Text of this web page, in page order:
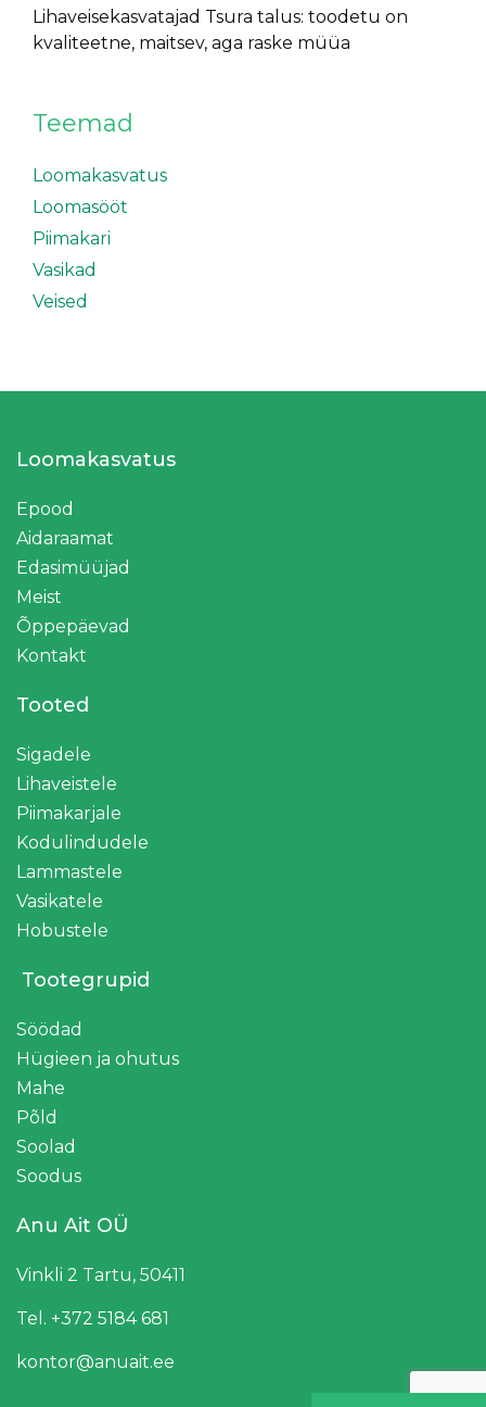
Lihaveisekasvatajad Tsura talus: toodetu on
kvaliteetne, maitsev, aga raske müüa
Teemad
Loomakasvatus
Loomasööt
Piimakari
Vasikad
Veised
Loomakasvatus
Epood
Aidaraamat
Edasimüüjad
Meist
Õppepäevad
Kontakt
Tooted
Sigadele
Lihaveistele
Piimakarjale
Kodulindudele
Lammastele
Vasikatele
Hobustele
Tootegrupid
Söödad
Hügieen ja ohutus
Mahe
Põld
Soolad
Soodus
Anu Ait OÜ
Vinkli 2 Tartu, 50411
Tel. +372 5184 681
kontor@anuait.ee